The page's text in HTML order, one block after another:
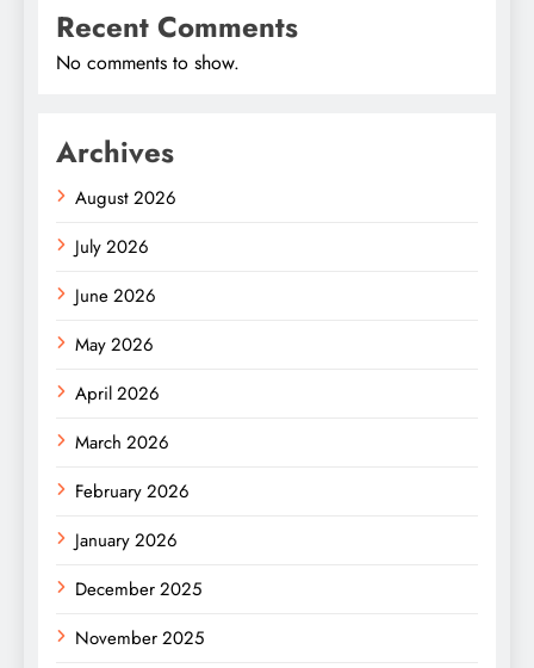
Recent Comments
No comments to show.
Archives
August 2026
July 2026
June 2026
May 2026
April 2026
March 2026
February 2026
January 2026
December 2025
November 2025